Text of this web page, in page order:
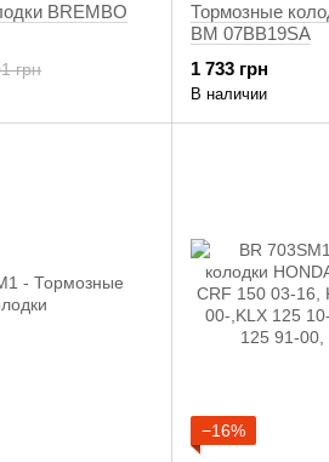
BREMBO
грн
Тормозные
BM 07BB19SA
1 733 грн
В наличии
−16%